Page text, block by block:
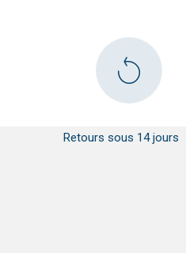
Retours sous 14 jours